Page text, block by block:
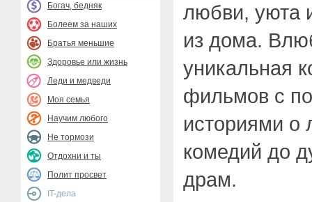
Богач, бедняк
Болеем за наших
Братья меньшие
Здоровье или жизнь
Леди и медведи
Моя семья
Научим любого
Не тормози
Отдохни и ты
Полит просвет
IT-дела
любви, уюта
из дома.
уникальная
фильмов с
историями о
комедий до
драм.